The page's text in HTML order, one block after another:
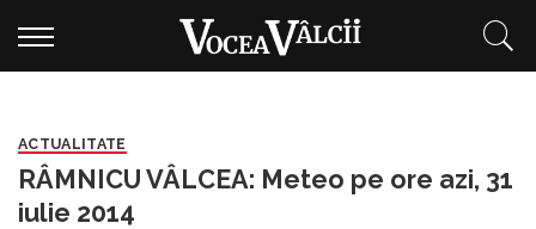
ACTUALITATE
RÂMNICU VÂLCEA: Meteo pe ore azi, 31
iulie 2014